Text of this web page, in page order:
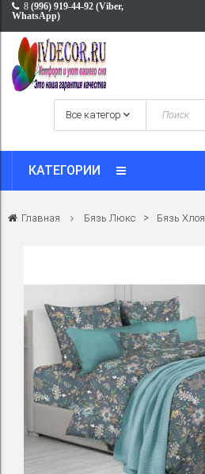
8 (996) 919-44-92 (Viber,
WhatsApp)
КАТЕГОРИИ
Главная Бязь Люкс > Бязь Хлоя